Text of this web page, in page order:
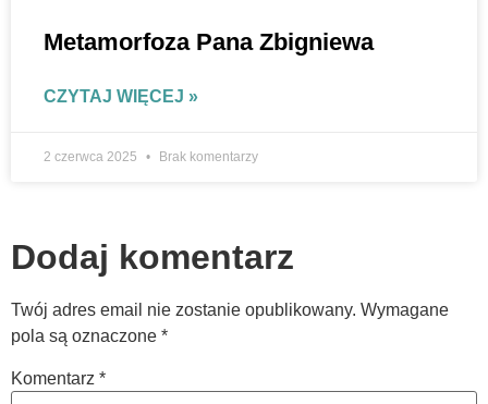
Metamorfoza Pana Zbigniewa
CZYTAJ WIĘCEJ »
2 czerwca 2025 Brak komentarzy
Dodaj komentarz
Twój adres email nie zostanie opublikowany. Wymagane
pola są oznaczone *
Komentarz *